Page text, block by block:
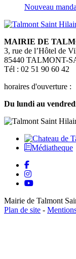
Nouveau
MAIRIE DE
3, rue de l’Hôtel de
85440 TALMONT-
Tél : 02 51 90 60 42
horaires d'ouverture :
Du lundi au
Médiatheque
Mairie de Talmont
Plan de site -